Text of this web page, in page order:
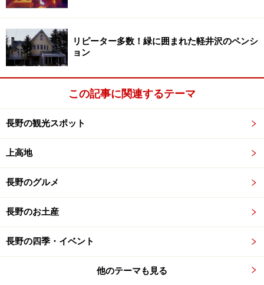
リピーター多数！緑に囲まれた軽井沢のペンシ
ョン
この記事に関連するテーマ
長野の観光スポット
上高地
長野のグルメ
長野のお土産
長野の四季・イベント
他のテーマも見る